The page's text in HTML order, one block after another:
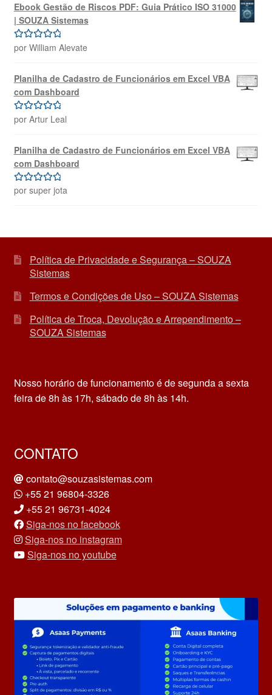
Ebook Gestão de Riscos PDF: Guia Prático ISO 31000
| SOUZA Sistemas
Avaliação5
por William Alevate
Planilha de Cadastro de Funcionários em Excel VBA
com Dashboard
Avaliação 5
por Artur Leal
Planilha de Cadastro de Funcionários em Excel VBA
com Dashboard
Avaliação5
por super jota
Política de Privacidade e Segurança – SOUZA
Sistemas
Termos e Condições de Uso – SOUZA Sistemas
Política de Troca, Devolução e Arrependimento –
SOUZA Sistemas
Nosso horário de funcionamento é de segunda a sexta
feira de 8h às 17h, sábado de 8h às 14h.
CONTATO
contato@souzasistemas.com
+55 21 96804-3326
+55 21 96731-4024
Siga-nos no facebook
Siga-nos no instagram
Siga-nos no youtube